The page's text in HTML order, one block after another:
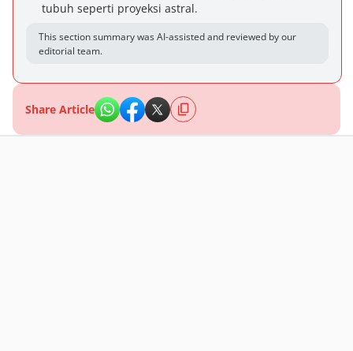
tubuh seperti proyeksi astral.
This section summary was AI-assisted and reviewed by our
editorial team.
Share Article